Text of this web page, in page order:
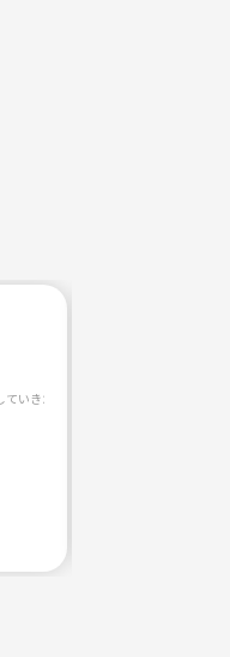
ていきたい！ そんな思いで立ち上げ